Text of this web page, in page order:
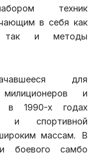
техник
в себя как
так и методы
для
и
в 1990-х годах
и спортивной
массам. В
боевого самбо